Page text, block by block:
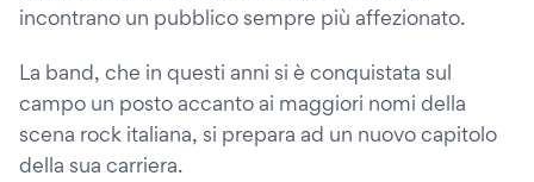
incontrano un pubblico sempre più affezionato.
La band, che in questi anni si è conquistata sul
campo un posto accanto ai maggiori nomi della
scena rock italiana, si prepara ad un nuovo capitolo
della sua carriera.